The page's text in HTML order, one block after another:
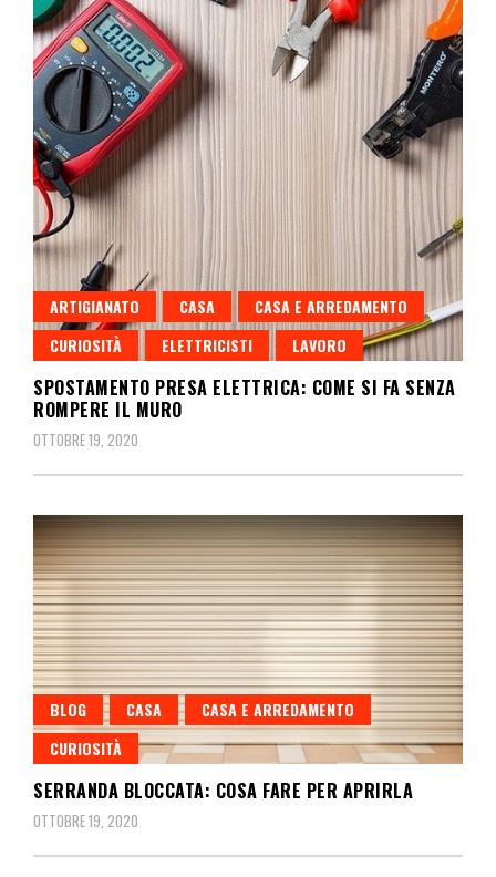
ARTIGIANATO CASA
CASA E ARREDAMENTO
CURIOSITÀ
ELETTRICISTI LAVORO
SPOSTAMENTO PRESA ELETTRICA: COME SI FA SENZA
ROMPERE IL MURO
OTTOBRE 19, 2020
BLOG CASA
CASA E ARREDAMENTO
CURIOSITÀ
SERRANDA BLOCCATA: COSA FARE PER APRIRLA
OTTOBRE 19, 2020